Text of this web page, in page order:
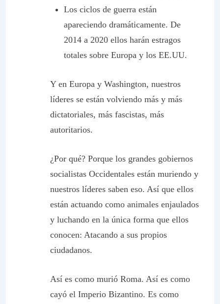
Los ciclos de guerra están
apareciendo dramáticamente. De
2014 a 2020 ellos harán estragos
totales sobre Europa y los EE.UU.
Y en Europa y Washington, nuestros
líderes se están volviendo más y más
dictatoriales, más fascistas, más
autoritarios.
¿Por qué? Porque los grandes gobiernos
socialistas Occidentales están muriendo y
nuestros líderes saben eso. Así que ellos
están actuando como animales enjaulados
y luchando en la única forma que ellos
conocen: Atacando a sus propios
ciudadanos.
Así es como murió Roma. Así es como
cayó el Imperio Bizantino. Es como